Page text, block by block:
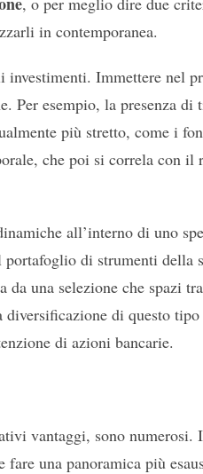
in contemporanea.
Immettere nel
Per esempio, la presenza
più stretto, come i
che poi si correla con
all’interno di uno
di strumenti della
da una selezione che spazi
di questo
di azioni bancarie.
vantaggi, sono numerosi.
fare una panoramica più